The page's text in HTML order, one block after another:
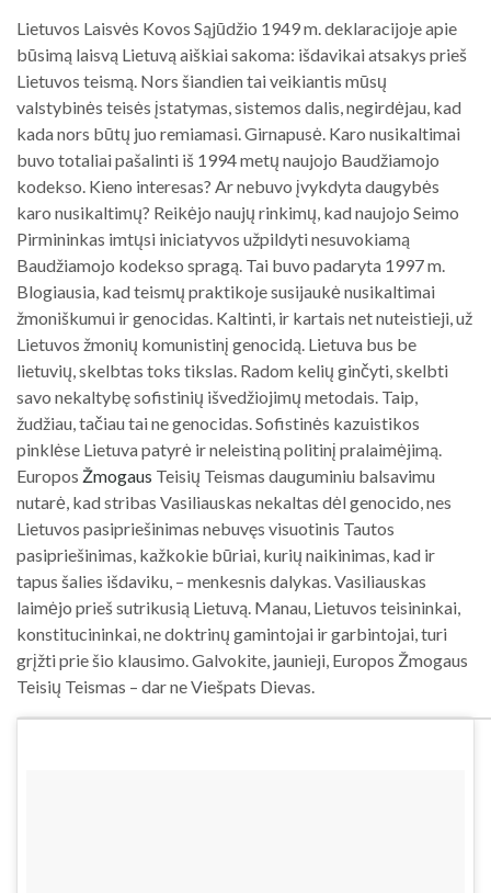
Lietuvos Laisvės Kovos Sąjūdžio 1949 m. deklaracijoje apie
būsimą laisvą Lietuvą aiškiai sakoma: išdavikai atsakys prieš
Lietuvos teismą. Nors šiandien tai veikiantis mūsų
valstybinės teisės įstatymas, sistemos dalis, negirdėjau, kad
kada nors būtų juo remiamasi. Girnapusė. Karo nusikaltimai
buvo totaliai pašalinti iš 1994 metų naujojo Baudžiamojo
kodekso. Kieno interesas? Ar nebuvo įvykdyta daugybės
karo nusikaltimų? Reikėjo naujų rinkimų, kad naujojo Seimo
Pirmininkas imtųsi iniciatyvos užpildyti nesuvokiamą
Baudžiamojo kodekso spragą. Tai buvo padaryta 1997 m.
Blogiausia, kad teismų praktikoje susijaukė nusikaltimai
žmoniškumui ir genocidas. Kaltinti, ir kartais net nuteistieji, už
Lietuvos žmonių komunistinį genocidą. Lietuva bus be
lietuvių, skelbtas toks tikslas. Radom kelių ginčyti, skelbti
savo nekaltybę sofistinių išvedžiojimų metodais. Taip,
žudžiau, tačiau tai ne genocidas. Sofistinės kazuistikos
pinklėse Lietuva patyrė ir neleistiną politinį pralaimėjimą.
Europos Žmogaus Teisių Teismas dauguminiu balsavimu
nutarė, kad stribas Vasiliauskas nekaltas dėl genocido, nes
Lietuvos pasipriešinimas nebuvęs visuotinis Tautos
pasipriešinimas, kažkokie būriai, kurių naikinimas, kad ir
tapus šalies išdaviku, – menkesnis dalykas. Vasiliauskas
laimėjo prieš sutrikusią Lietuvą. Manau, Lietuvos teisininkai,
konstitucininkai, ne doktrinų gamintojai ir garbintojai, turi
grįžti prie šio klausimo. Galvokite, jaunieji, Europos Žmogaus
Teisių Teismas – dar ne Viešpats Dievas.